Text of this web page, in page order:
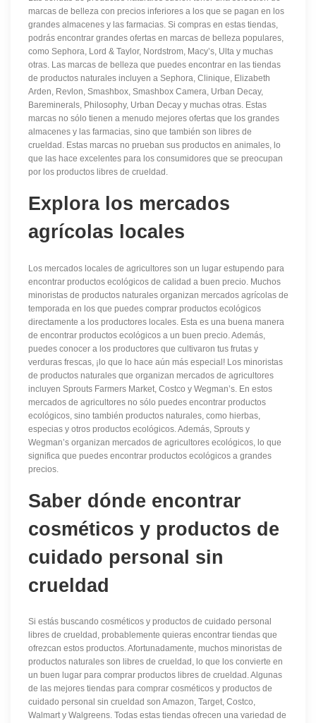
marcas de belleza con precios inferiores a los que se pagan en los
grandes almacenes y las farmacias. Si compras en estas tiendas,
podrás encontrar grandes ofertas en marcas de belleza populares,
como Sephora, Lord & Taylor, Nordstrom, Macy’s, Ulta y muchas
otras. Las marcas de belleza que puedes encontrar en las tiendas
de productos naturales incluyen a Sephora, Clinique, Elizabeth
Arden, Revlon, Smashbox, Smashbox Camera, Urban Decay,
Bareminerals, Philosophy, Urban Decay y muchas otras. Estas
marcas no sólo tienen a menudo mejores ofertas que los grandes
almacenes y las farmacias, sino que también son libres de
crueldad. Estas marcas no prueban sus productos en animales, lo
que las hace excelentes para los consumidores que se preocupan
por los productos libres de crueldad.
Explora los mercados
agrícolas locales
Los mercados locales de agricultores son un lugar estupendo para
encontrar productos ecológicos de calidad a buen precio. Muchos
minoristas de productos naturales organizan mercados agrícolas de
temporada en los que puedes comprar productos ecológicos
directamente a los productores locales. Esta es una buena manera
de encontrar productos ecológicos a un buen precio. Además,
puedes conocer a los productores que cultivaron tus frutas y
verduras frescas, ¡lo que lo hace aún más especial! Los minoristas
de productos naturales que organizan mercados de agricultores
incluyen Sprouts Farmers Market, Costco y Wegman’s. En estos
mercados de agricultores no sólo puedes encontrar productos
ecológicos, sino también productos naturales, como hierbas,
especias y otros productos ecológicos. Además, Sprouts y
Wegman’s organizan mercados de agricultores ecológicos, lo que
significa que puedes encontrar productos ecológicos a grandes
precios.
Saber dónde encontrar
cosméticos y productos de
cuidado personal sin
crueldad
Si estás buscando cosméticos y productos de cuidado personal
libres de crueldad, probablemente quieras encontrar tiendas que
ofrezcan estos productos. Afortunadamente, muchos minoristas de
productos naturales son libres de crueldad, lo que los convierte en
un buen lugar para comprar productos libres de crueldad. Algunas
de las mejores tiendas para comprar cosméticos y productos de
cuidado personal sin crueldad son Amazon, Target, Costco,
Walmart y Walgreens. Todas estas tiendas ofrecen una variedad de